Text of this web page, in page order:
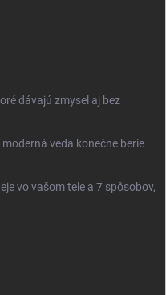
dávajú zmysel aj bez
veda konečne berie
vo vašom tele a 7 spôsobov,